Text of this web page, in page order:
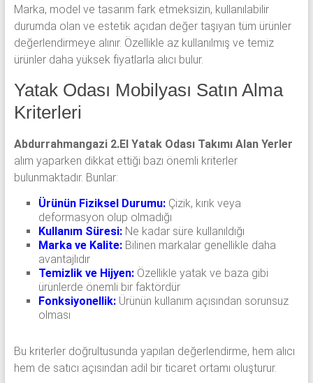
Marka, model ve tasarım fark etmeksizin, kullanılabilir
durumda olan ve estetik açıdan değer taşıyan tüm ürünler
değerlendirmeye alınır. Özellikle az kullanılmış ve temiz
ürünler daha yüksek fiyatlarla alıcı bulur.
Yatak Odası Mobilyası Satın Alma
Kriterleri
Abdurrahmangazi 2.El Yatak Odası Takımı Alan Yerler
alım yaparken dikkat ettiği bazı önemli kriterler
bulunmaktadır. Bunlar:
Ürünün Fiziksel Durumu:Çizik, kırık veya
deformasyon olup olmadığı
Kullanım Süresi:Ne kadar süre kullanıldığı
Marka ve Kalite:Bilinen markalar genellikle daha
avantajlıdır
Temizlik ve Hijyen:Özellikle yatak ve baza gibi
ürünlerde önemli bir faktördür
Fonksiyonellik: Ürünün kullanım açısından sorunsuz
olması
Bu kriterler doğrultusunda yapılan değerlendirme, hem alıcı
hem de satıcı açısından adil bir ticaret ortamı oluşturur.